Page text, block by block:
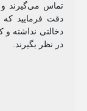
تماس می‌گیرند
دقت فرمایید
دخالتی نداشته و
در نظر بگیرند.